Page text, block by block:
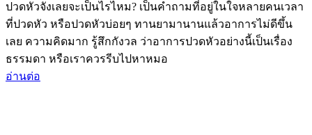
ปวดหัวจังเลยจะเป็นไรไหม? เป็นคำถามที่อยู่ในใจหลายคนเวลา
ที่ปวดหัว หรือปวดหัวบ่อยๆ ทานยามานานแล้วอาการไม่ดีขึ้น
เลย ความคิดมาก รู้สึกกังวล ว่าอาการปวดหัวอย่างนี้เป็นเรื่อง
ธรรมดา หรือเราควรรีบไปหาหมอ
อ่านต่อ